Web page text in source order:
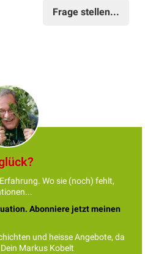
Frage stellen...
Wo sie (noch) fehlt,
Abonniere jetzt meinen
und heisse Angebote, da
Markus Kobelt